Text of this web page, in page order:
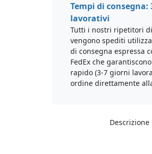
Tempi di consegna:
lavorativi
Tutti i nostri ripetitori
vengono spediti
di consegna espressa
FedEx che
rapido (3-7 giorni
ordine direttamente
Descrizione